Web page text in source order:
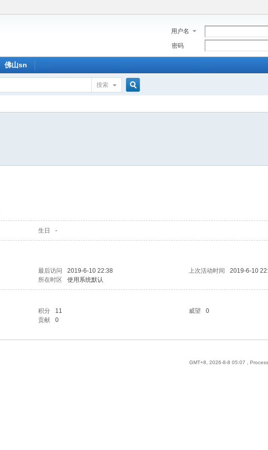
用户名
密码
佛山sn
搜索
生日 -
最后访问 2019-6-10 22:38 上次活动时间
2019-6-10
所在时区 使用系统默认
积分 11 威望
0
贡献 0
GMT+8, 2026-8-8 05:07 ,